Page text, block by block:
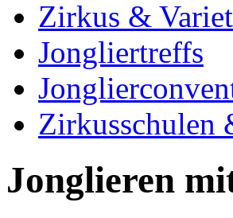
Zirkus &
Jongliertreffs
Zirkusschulen
Jonglieren